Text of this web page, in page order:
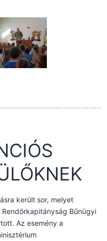
került sor, melyet
Rendőrkapitányság Bűnügyi
Az esemény a